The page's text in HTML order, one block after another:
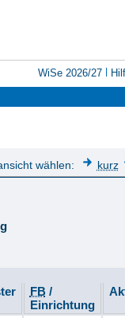
WiSe 2026/27
wählen: kurz
FB/
Einrichtung